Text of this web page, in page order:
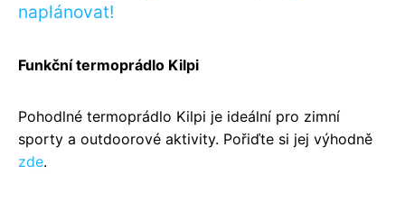
naplánovat!
Funkční termoprádlo Kilpi
Pohodlné termoprádlo Kilpi je ideální pro zimní
sporty a outdoorové aktivity. Pořiďte si jej výhodně
zde.